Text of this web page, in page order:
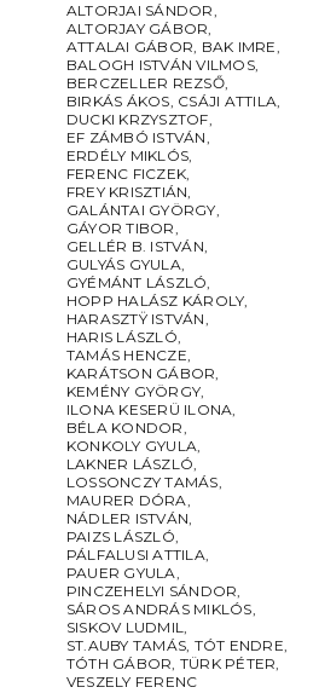
ALTORJAI SÁNDOR,
ALTORJAY GÁBOR,
ATTALAI GÁBOR, BAK IMRE,
BALOGH ISTVÁN VILMOS,
BERCZELLER REZSŐ,
BIRKÁS ÁKOS, CSÁJI ATTILA,
DUCKI KRZYSZTOF,
EF ZÁMBÓ ISTVÁN,
ERDÉLY MIKLÓS,
FERENC FICZEK,
FREY KRISZTIÁN,
GALÁNTAI GYÖRGY,
GÁYOR TIBOR,
GELLÉR B. ISTVÁN,
GULYÁS GYULA,
GYÉMÁNT LÁSZLÓ,
HOPP HALÁSZ KÁROLY,
HARASZTŸ ISTVÁN,
HARIS LÁSZLÓ,
TAMÁS HENCZE,
KARÁTSON GÁBOR,
KEMÉNY GYÖRGY,
ILONA KESERÜ ILONA,
BÉLA KONDOR,
KONKOLY GYULA,
LAKNER LÁSZLÓ,
LOSSONCZY TAMÁS,
MAURER DÓRA,
NÁDLER ISTVÁN,
PAIZS LÁSZLÓ,
PÁLFALUSI ATTILA,
PAUER GYULA,
PINCZEHELYI SÁNDOR,
SÁROS ANDRÁS MIKLÓS,
SISKOV LUDMIL,
ST.AUBY TAMÁS, TÓT ENDRE,
TÓTH GÁBOR, TÜRK PÉTER,
VESZELY FERENC